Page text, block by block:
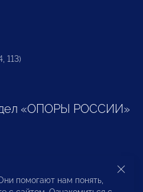
113)
«ОПОРЫ РОССИИ»
предпринимателей и
помогают нам понять,